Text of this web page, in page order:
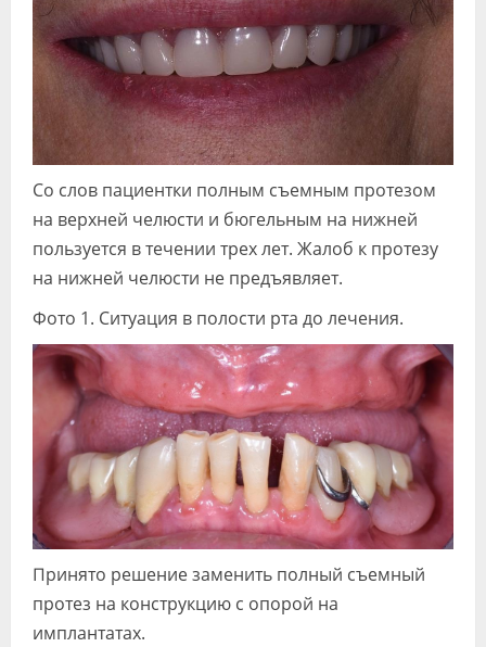
Лаборатории
Со слов пациентки полным съемным протезом
на верхней челюсти и бюгельным на нижней
пользуется в течении трех лет. Жалоб к протезу
на нижней челюсти не предъявляет.
Фото 1. Ситуация в полости рта до лечения.
Принято решение заменить полный съемный
протез на конструкцию с опорой на
имплантатах.